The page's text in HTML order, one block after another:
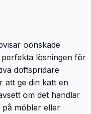
oönskade
perfekta lösningen för
doftspridare
att ge din katt en
om det handlar
möbler eller